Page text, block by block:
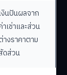
งินปันผลจาก
าเช่าและส่วน
างราคาตาม
ดส่วน